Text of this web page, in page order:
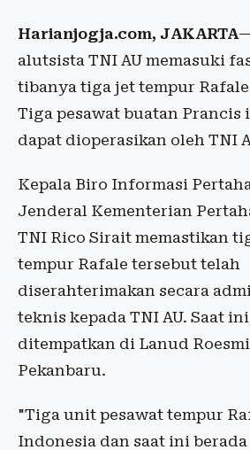
Harianjogja.com, JAKARTA
alutsista TNI AU memasuki
tibanya tiga jet tempur
Tiga pesawat buatan Prancis
dapat dioperasikan oleh TNI
Kepala Biro Informasi
Jenderal Kementerian
TNI Rico Sirait memastikan
tempur Rafale tersebut telah
diserahterimakan secara
teknis kepada TNI AU. Saat
ditempatkan di Lanud
Pekanbaru.
"Tiga unit pesawat tempur
Indonesia dan saat ini